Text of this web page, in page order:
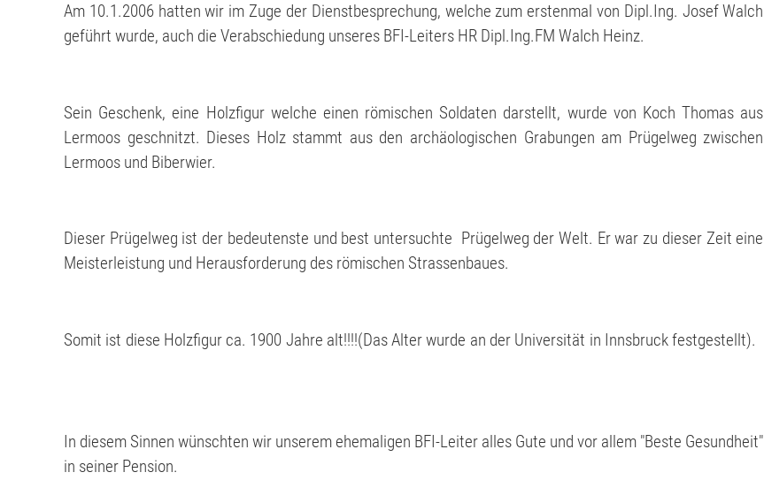
Am 10.1.2006 hatten wir im Zuge der Dienstbesprechung, welche zum erstenmal von Dipl.Ing. Josef Walch
geführt wurde, auch die Verabschiedung unseres BFI-Leiters HR Dipl.Ing.FM Walch Heinz.
Sein Geschenk, eine Holzfigur welche einen römischen Soldaten darstellt, wurde von Koch Thomas aus
Lermoos geschnitzt. Dieses Holz stammt aus den archäologischen Grabungen am Prügelweg zwischen
Lermoos und Biberwier.
Dieser Prügelweg ist der bedeutenste und best untersuchte Prügelweg der Welt. Er war zu dieser Zeit eine
Meisterleistung und Herausforderung des römischen Strassenbaues.
Somit ist diese Holzfigur ca. 1900 Jahre alt!!!!(Das Alter wurde an der Universität in Innsbruck festgestellt).
In diesem Sinnen wünschten wir unserem ehemaligen BFI-Leiter alles Gute und vor allem "Beste Gesundheit"
in seiner Pension.